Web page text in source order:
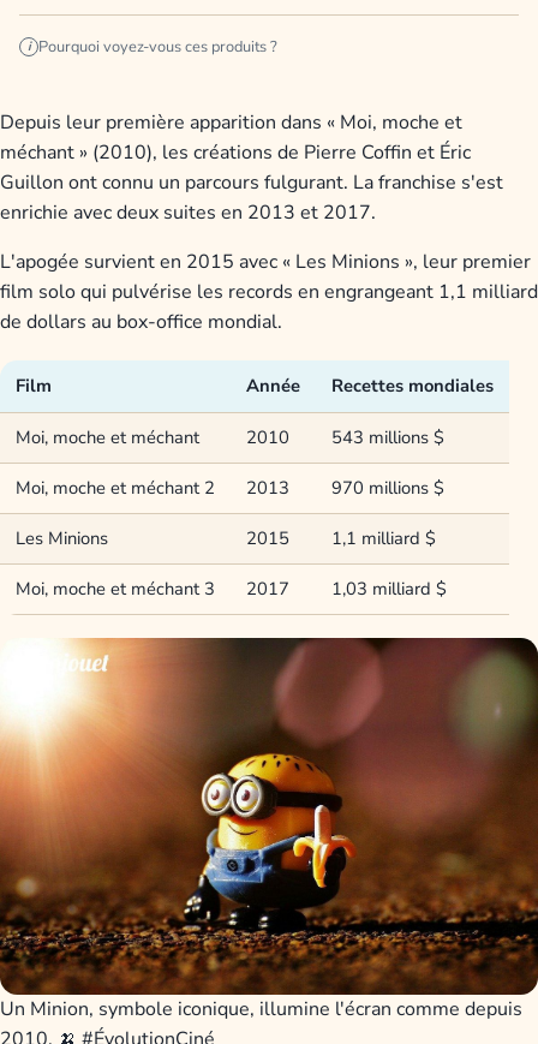
i Pourquoi voyez-vous ces produits ?
Depuis leur première apparition dans « Moi, moche et
méchant » (2010), les créations de Pierre Coffin et Éric
Guillon ont connu un parcours fulgurant. La franchise s'est
enrichie avec deux suites en 2013 et 2017.
L'apogée survient en 2015 avec « Les Minions », leur premier
film solo qui pulvérise les records en engrangeant 1,1 milliard
de dollars au box-office mondial.
Film Année Recettes mondiales
Moi, moche et méchant 2010 543 millions $
Moi, moche et méchant 2 2013 970 millions $
Les Minions 2015 1,1 milliard $
Moi, moche et méchant 3 2017 1,03 milliard $
Un Minion, symbole iconique, illumine l'écran comme depuis